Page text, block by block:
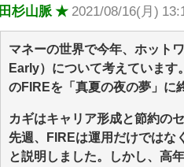
田杉山脈 ★ 2021/08/16(月)
マネーの世界で今年、ホット
Early）について考えています
のFIREを「真夏の夜の夢」に
カギはキャリア形成と節約の
先週、FIREは運用だけではな
と説明しました。しかし、高